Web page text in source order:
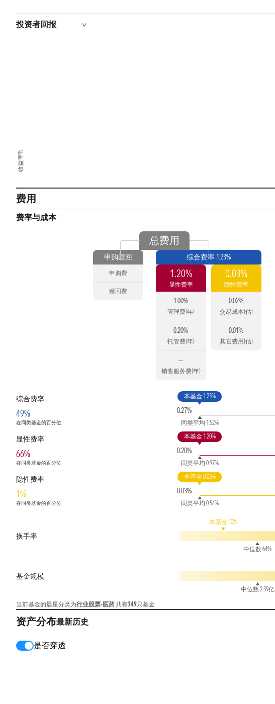
投资者回报
收益率%
费用
费率与成本
总费用
申购赎回
申购费
赎回费
综合费率 1.23%
1.20%
显性费率
1.00%
管理费(年)
0.20%
托管费(年)
—
销售服务费(年)
0.03%
隐性费率
0.02%
交易成本(估)
0.01%
其它费用(估)
综合费率
49%
在同类基金的百分位
0.27%
本基金 1.23%
同类平均 1.52%
显性费率
66%
在同类基金的百分位
0.20%
本基金 1.20%
同类平均 0.97%
隐性费率
1%
在同类基金的百分位
0.03%
本基金 0.03%
同类平均 0.54%
换手率
本基金 10%
中位数 64%
基金规模
中位数 2.39亿
当前基金的晨星分类为行业股票-医药共有349只基金
资产分布最新历史
是否穿透